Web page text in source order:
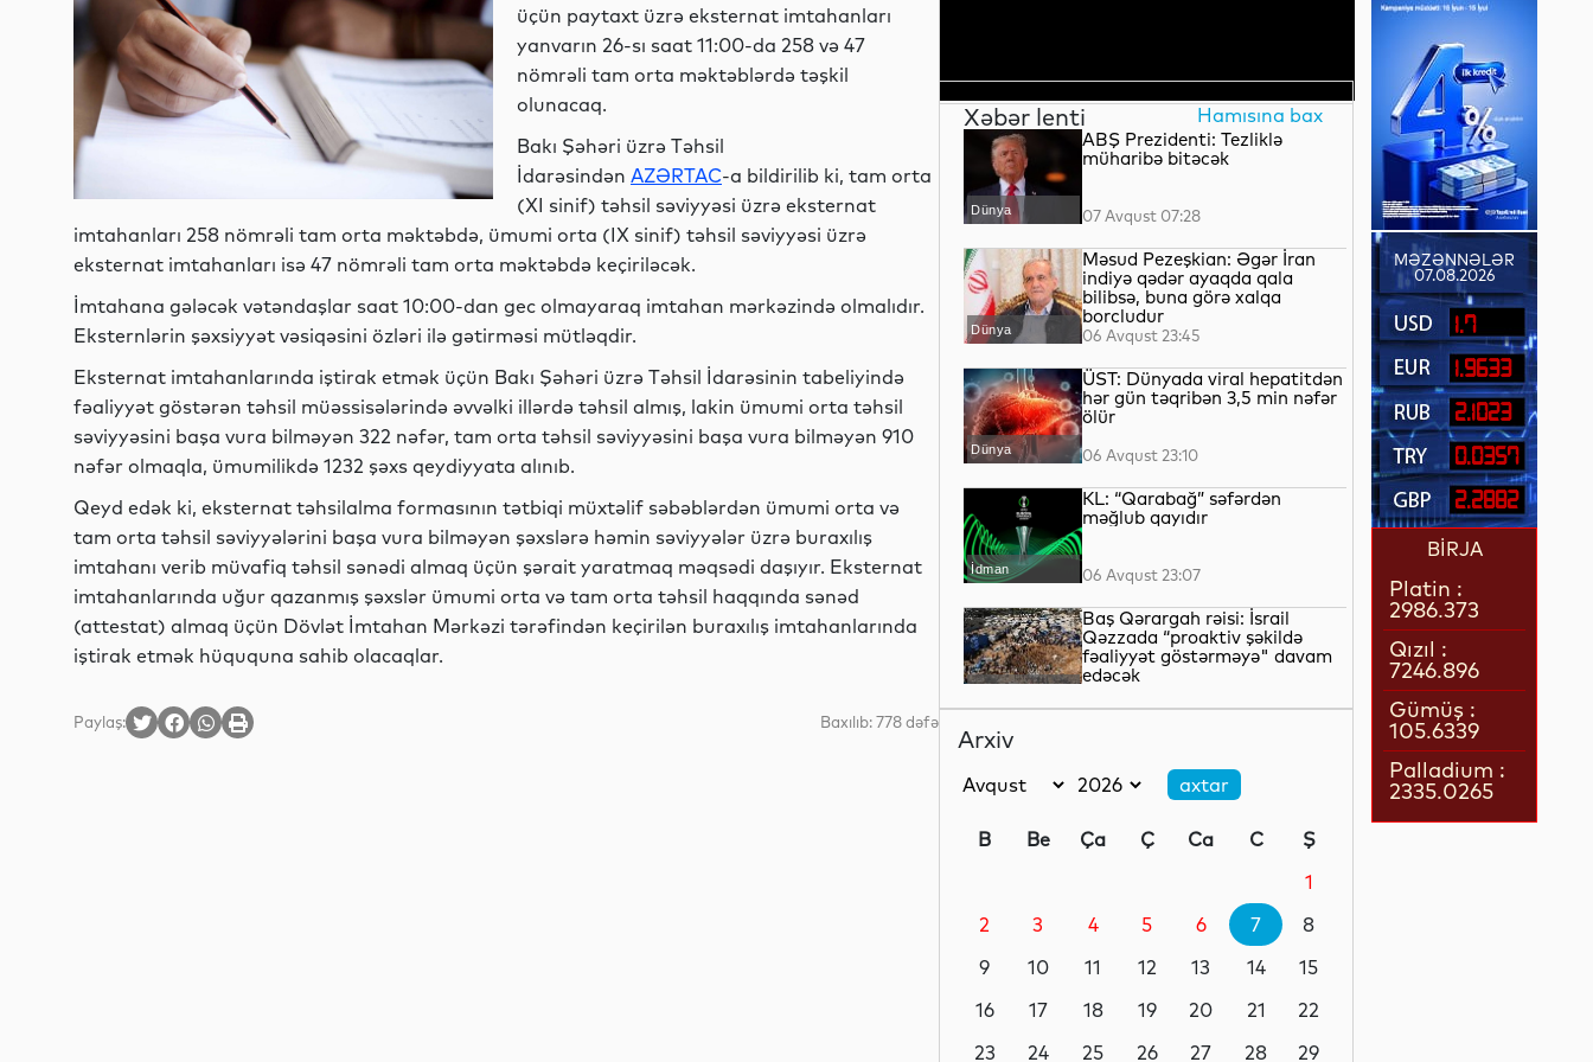
üçün paytaxt üzrə eksternat imtahanları
yanvarın 26-sı saat 11:00-da 258 və 47
nömrəli tam orta məktəblərdə təşkil
olunacaq.
Bakı Şəhəri üzrə Təhsil
İdarəsindən AZƏRTAC-a bildirilib ki, tam orta
(XI sinif) təhsil səviyyəsi üzrə eksternat
imtahanları 258 nömrəli tam orta məktəbdə, ümumi orta (IX sinif) təhsil səviyyəsi üzrə
eksternat imtahanları isə 47 nömrəli tam orta məktəbdə keçiriləcək.
İmtahana gələcək vətəndaşlar saat 10:00-dan gec olmayaraq imtahan mərkəzində olmalıdır.
Eksternlərin şəxsiyyət vəsiqəsini özləri ilə gətirməsi mütləqdir.
Eksternat imtahanlarında iştirak etmək üçün Bakı Şəhəri üzrə Təhsil İdarəsinin tabeliyində
fəaliyyət göstərən təhsil müəssisələrində əvvəlki illərdə təhsil almış, lakin ümumi orta təhsil
səviyyəsini başa vura bilməyən 322 nəfər, tam orta təhsil səviyyəsini başa vura bilməyən 910
nəfər olmaqla, ümumilikdə 1232 şəxs qeydiyyata alınıb.
Qeyd edək ki, eksternat təhsilalma formasının tətbiqi müxtəlif səbəblərdən ümumi orta və
tam orta təhsil səviyyələrini başa vura bilməyən şəxslərə həmin səviyyələr üzrə buraxılış
imtahanı verib müvafiq təhsil sənədi almaq üçün şərait yaratmaq məqsədi daşıyır. Eksternat
imtahanlarında uğur qazanmış şəxslər ümumi orta və tam orta təhsil haqqında sənəd
(attestat) almaq üçün Dövlət İmtahan Mərkəzi tərəfindən keçirilən buraxılış imtahanlarında
iştirak etmək hüququna sahib olacaqlar.
Paylaş: Baxılıb: 778 dəfə
Xəbər lenti Hamısına bax
Dünya
ABŞ Prezidenti: Tezliklə
müharibə bitəcək
07 Avqust 07:28
Dünya
Məsud Pezeşkian: Əgər İran
indiyə qədər ayaqda qala
bilibsə, buna görə xalqa
borcludur
06 Avqust 23:45
Dünya
ÜST: Dünyada viral hepatitdən
hər gün təqribən 3,5 min nəfər
ölür
06 Avqust 23:10
İdman
KL: “Qarabağ” səfərdən
məğlub qayıdır
06 Avqust 23:07
Dünya
Baş Qərargah rəisi: İsrail
Qəzzada “proaktiv şəkildə
fəaliyyət göstərməyə" davam
edəcək
Dünya
təşkilatı Aİ-ni əhalinin istidən
görməyə çağırıb
06 Avqust 21:39
Dünya
Rusiyanın Yaroslavl və Tver
yaşayış binalarına zərər vurub
06 Avqust 21:17
Arxiv
B Be Ça Ç Ca C
Ş
1
2
3 4 5 6 7
8
9
10 11 12 13 14
15
16
17 18 19 20 21
22
23
24 25 26 27 28
29
MƏZƏNNƏLƏR
07.08.2026
1.7
1.9633
2.1023
0.0357
2.2882
BİRJA
Platin :
2986.373
Qızıl :
7246.896
Gümüş :
105.6339
Palladium :
2335.0265